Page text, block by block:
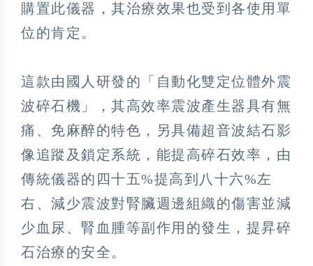
購置此儀器，其治療效果也受到各使用單
位的肯定。
這款由國人研發的「自動化雙定位體外震
波碎石機」，其高效率震波產生器具有無
痛、免麻醉的特色，另具備超音波結石影
像追蹤及鎖定系統，能提高碎石效率，由
傳統儀器的四十五%提高到八十六%左
右、減少震波對腎臟週邊組織的傷害並減
少血尿、腎血腫等副作用的發生，提昇碎
石治療的安全。